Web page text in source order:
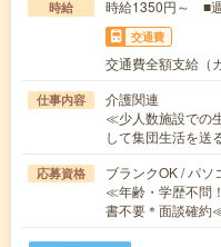
時給 時給1350円～ ■
交通費
交通費全額支給（
仕事内容
介護関連
≪少人数施設での
して集団生活を送
応募資格
ブランクOK / パソ
≪年齢・学歴不問
書不要＊面談確